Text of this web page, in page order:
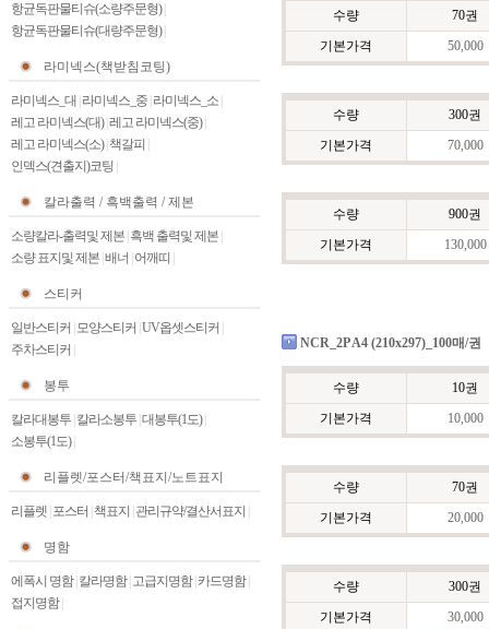
항균독판물티슈(소량주문형)|
항균독판물티슈(대량주문형)|
라미넥스(책받침코팅)
라미넥스_대 라미넥스_중 라미넥스_소
레고 라미넥스(대)| 레고 라미넥스(중)|
레고 라미넥스(소)| 책갈피
인덱스(견출지)코팅
칼라출력 / 흑백출력 / 제본
소량칼라-출력및 제본 흑백 출력및 제본
소량 표지및 제본 배너 어깨띠
스티커
일반스티커 모양스티커 UV옵셋스티커
주차스티커
봉투
칼라대봉투 칼라소봉투 대봉투(1도)|
소봉투(1도)|
리플렛/포스터/책표지/노트표지
리플렛 포스터 책표지 관리규약/결산서표지
명함
에폭시 명함| 칼라명함| 고급지명함| 카드명함|
접지명함|
수량
70권
기본가격
50,000
수량
300권
기본가격
70,000
수량
900권
기본가격
130,000
NCR_2P A4 (210x297)_100매/권
수량
10권
기본가격
10,000
수량
70권
기본가격
20,000
수량
300권
기본가격
30,000